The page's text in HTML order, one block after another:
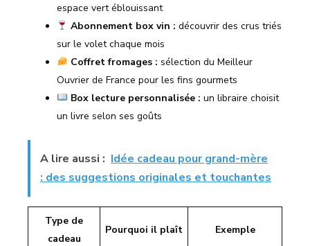
espace vert éblouissant
Abonnement box vin : découvrir des crus triés
sur le volet chaque mois
Coffret fromages : sélection du Meilleur
Ouvrier de France pour les fins gourmets
Box lecture personnalisée : un libraire choisit
un livre selon ses goûts
A lire aussi : Idée cadeau pour grand-mère
: des suggestions originales et touchantes
Type de
cadeau
Pourquoi il plaît Exemple